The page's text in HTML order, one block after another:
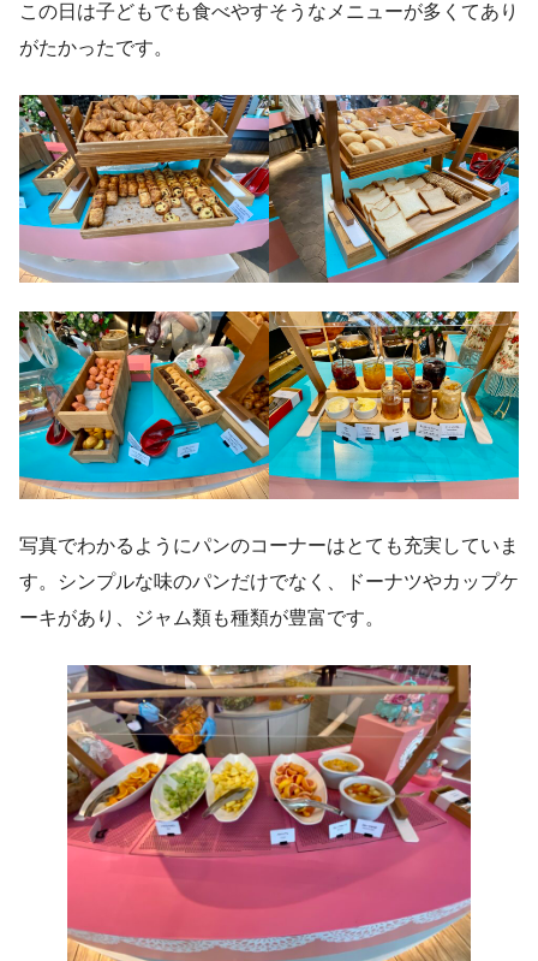
この日は子どもでも食べやすそうなメニューが多くてあり
がたかったです。
写真でわかるようにパンのコーナーはとても充実していま
す。シンプルな味のパンだけでなく、ドーナツやカップケ
ーキがあり、ジャム類も種類が豊富です。